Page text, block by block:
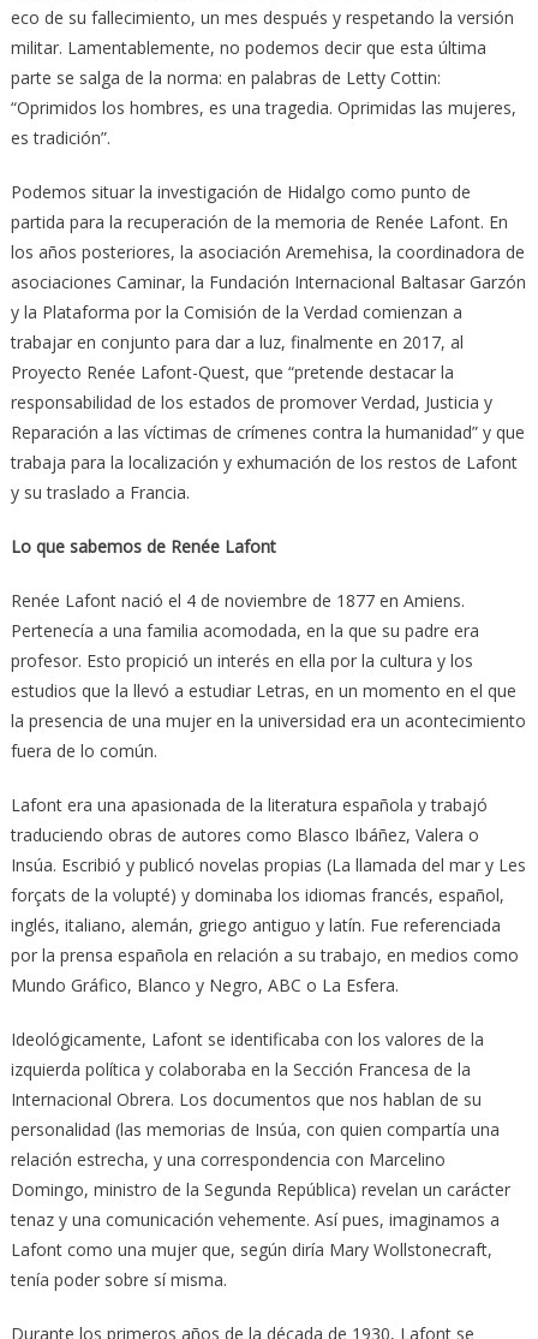
eco de su fallecimiento, un mes después y respetando la versión
militar. Lamentablemente, no podemos decir que esta última
parte se salga de la norma: en palabras de Letty Cottin:
“Oprimidos los hombres, es una tragedia. Oprimidas las mujeres,
es tradición”.
Podemos situar la investigación de Hidalgo como punto de
partida para la recuperación de la memoria de Renée Lafont. En
los años posteriores, la asociación Aremehisa, la coordinadora de
asociaciones Caminar, la Fundación Internacional Baltasar Garzón
y la Plataforma por la Comisión de la Verdad comienzan a
trabajar en conjunto para dar a luz, finalmente en 2017, al
Proyecto Renée Lafont-Quest, que “pretende destacar la
responsabilidad de los estados de promover Verdad, Justicia y
Reparación a las víctimas de crímenes contra la humanidad” y que
trabaja para la localización y exhumación de los restos de Lafont
y su traslado a Francia.
Lo que sabemos de Renée Lafont
Renée Lafont nació el 4 de noviembre de 1877 en Amiens.
Pertenecía a una familia acomodada, en la que su padre era
profesor. Esto propició un interés en ella por la cultura y los
estudios que la llevó a estudiar Letras, en un momento en el que
la presencia de una mujer en la universidad era un acontecimiento
fuera de lo común.
Lafont era una apasionada de la literatura española y trabajó
traduciendo obras de autores como Blasco Ibáñez, Valera o
Insúa. Escribió y publicó novelas propias (La llamada del mar y Les
forçats de la volupté) y dominaba los idiomas francés, español,
inglés, italiano, alemán, griego antiguo y latín. Fue referenciada
por la prensa española en relación a su trabajo, en medios como
Mundo Gráfico, Blanco y Negro, ABC o La Esfera.
Ideológicamente, Lafont se identificaba con los valores de la
izquierda política y colaboraba en la Sección Francesa de la
Internacional Obrera. Los documentos que nos hablan de su
personalidad (las memorias de Insúa, con quien compartía una
relación estrecha, y una correspondencia con Marcelino
Domingo, ministro de la Segunda República) revelan un carácter
tenaz y una comunicación vehemente. Así pues, imaginamos a
Lafont como una mujer que, según diría Mary Wollstonecraft,
tenía poder sobre sí misma.
Durante los primeros años de la década de 1930, Lafont se